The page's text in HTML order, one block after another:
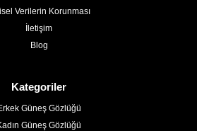
Verilerin Korunması
İletişim
Blog
Kategoriler
Güneş Gözlüğü
Güneş Gözlüğü